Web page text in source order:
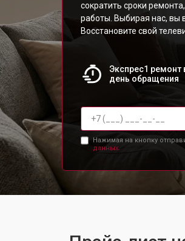
сократить сроки
работы. Выбирая нас, вы
Восстановите свой
Экспрес1 ремонт
день обращения
Нажимая на кнопку
данных.